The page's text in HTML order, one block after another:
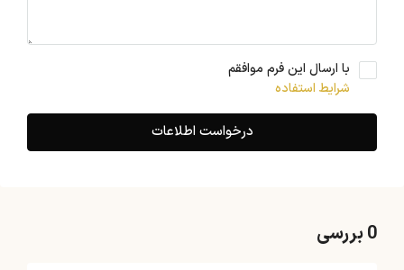
با ارسال این فرم موافقم
شرایط استفاده
درخواست اطلاعات
0 بررسی